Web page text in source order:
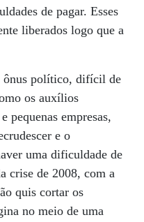
de pagar. Esses
liberados logo que a
ônus político, difícil de
os auxílios
pequenas empresas,
e o
uma dificuldade de
crise de 2008, com a
quis cortar os
no meio de uma